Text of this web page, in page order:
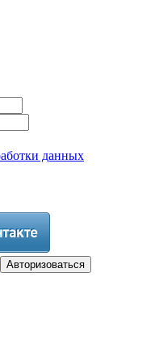
данных
Авторизоваться